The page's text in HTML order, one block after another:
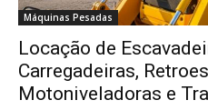
Máquinas Pesadas
Locação de
Carregadeiras,
Motoniveladoras e